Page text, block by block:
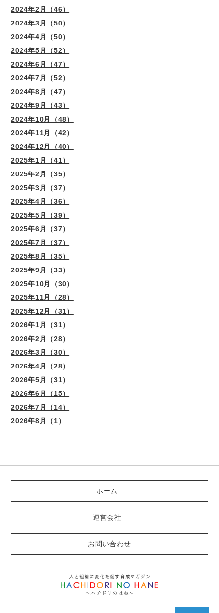
2024年2月（46）
2024年3月（50）
2024年4月（50）
2024年5月（52）
2024年6月（47）
2024年7月（52）
2024年8月（47）
2024年9月（43）
2024年10月（48）
2024年11月（42）
2024年12月（40）
2025年1月（41）
2025年2月（35）
2025年3月（37）
2025年4月（36）
2025年5月（39）
2025年6月（37）
2025年7月（37）
2025年8月（35）
2025年9月（33）
2025年10月（30）
2025年11月（28）
2025年12月（31）
2026年1月（31）
2026年2月（28）
2026年3月（30）
2026年4月（28）
2026年5月（31）
2026年6月（15）
2026年7月（14）
2026年8月（1）
ホーム
運営会社
お問い合わせ